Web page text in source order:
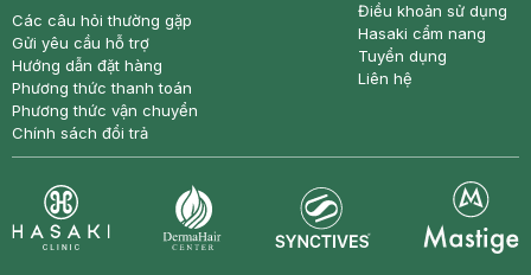
Các câu hỏi thường gặp
Gửi yêu cầu hỗ trợ
Hướng dẫn đặt hàng
Phương thức thanh toán
Phương thức vận chuyển
Chính sách đổi trả
Điều khoản sử dụng
Hasaki cẩm nang
Tuyển dụng
Liên hệ